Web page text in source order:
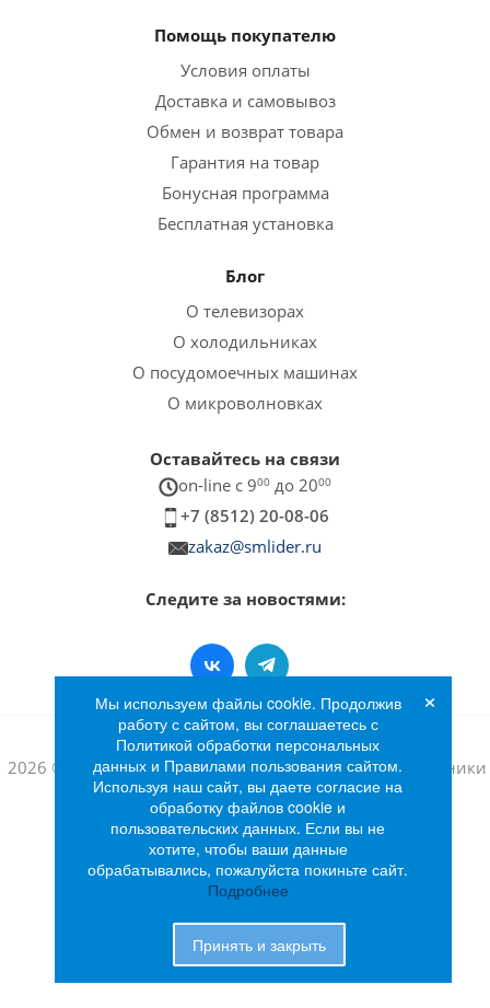
Помощь покупателю
Условия оплаты
Доставка и самовывоз
Обмен и возврат товара
Гарантия на товар
Бонусная программа
Бесплатная установка
Блог
О телевизорах
О холодильниках
О посудомоечных машинах
О микроволновках
Оставайтесь на связи
on-line c 900 до 2000
+7 (8512) 20-08-06
zakaz@smlider.ru
Следите за новостями:
2026 © Интернет-магазин бытовой техники и электроники
«Лидер»
Мы используем файлы cookie. Продолжив
работу с сайтом, вы соглашаетесь с
Политикой обработки персональных
данных и Правилами пользования сайтом.
Используя наш сайт, вы даете согласие на
обработку файлов cookie и
пользовательских данных. Если вы не
хотите, чтобы ваши данные
обрабатывались, пожалуйста покиньте сайт.
Подробнее
Принять и закрыть
×